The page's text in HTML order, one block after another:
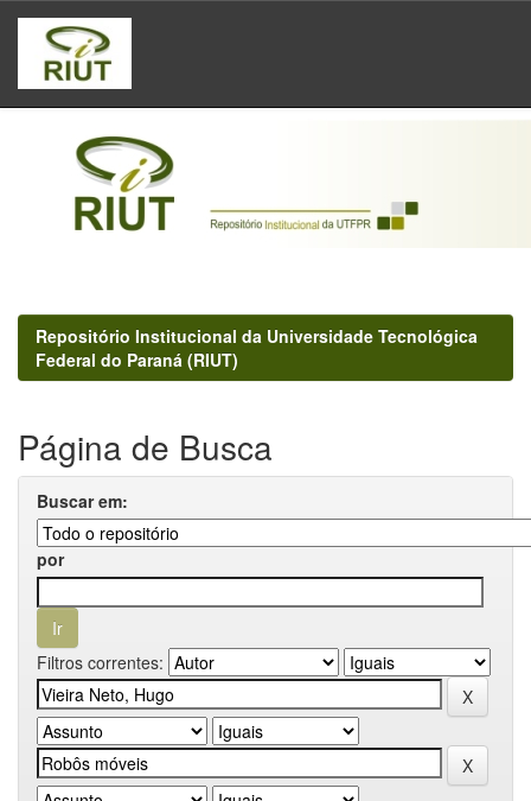
Skip
navigation
Repositório Institucional da Universidade Tecnológica
Federal do Paraná (RIUT)
Página de Busca
Buscar em:
por
Filtros correntes: